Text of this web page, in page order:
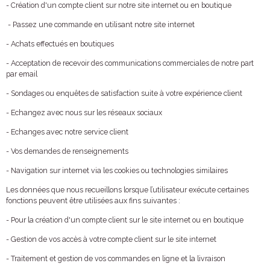
- Création d'un compte client sur notre site internet ou en boutique
- Passez une commande en utilisant notre site internet
- Achats effectués en boutiques
- Acceptation de recevoir des communications commerciales de notre part
par email
- Sondages ou enquêtes de satisfaction suite à votre expérience client
- Echangez avec nous sur les réseaux sociaux
- Echanges avec notre service client
- Vos demandes de renseignements
- Navigation sur internet via les cookies ou technologies similaires
Les données que nous recueillons lorsque l’utilisateur exécute certaines
fonctions peuvent être utilisées aux fins suivantes :
- Pour la création d'un compte client sur le site internet ou en boutique
- Gestion de vos accès à votre compte client sur le site internet
- Traitement et gestion de vos commandes en ligne et la livraison